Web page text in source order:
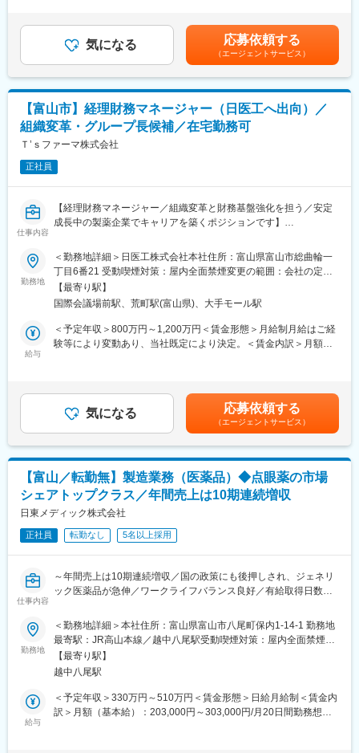
製造オペレーターや設備保全経験を活かしながら、生産技術とし
てより上流の設備導入や改善業務にチャレンジできる環境です。
■働く環境・魅力
◎国内トップクラスの点眼薬メーカー／10期連続増収
◎年休120日・残業月平均17時間で働きやすい環境
◎住宅補助・借上社宅・各種手当など福利厚生充実
◎転勤なしで地域に根差したキャリア形成が可能
■当社の特徴：
◇薬事法改正に伴う医薬品の製造委託の全面解禁と、医療費抑制
のためのジェネリック医薬品の普及が後押しとなっており、年間
◇今後は、海外事業に力を入れていく動きを取っております。今
まで国内事業を着実に伸ばしてきましたが、アジア地域に広げて
いく計画があり、成長性のある会社です。
変更の範囲：会社の定める業務
・定期点検・メンテナンス
設備のトラブルを防ぐため、定期的に点検や部品交換を行いま
・設備の更新・導入
古くなった設備の入れ替えや、新しい設備の導入にも携わりま
す。
・各種確認作業
医薬品を安全に製造するために必要な確認業務や測定機器のチェ
ックを行います。
・トラブル対応
万が一設備に不具合が発生した際は、原因確認や復旧対応を行い
※夜間や休日の呼び出しはほとんどなく、発生する場合も年1～2
回程度です。
■扱う設備について：
す。
例）電気設備、空調設備、水を供給する設備、蒸気をつくる設
現在は7名のチームで業務を行っています。
20代からベテラン社員まで幅広い年代が活躍しており、未経験の
方にも一から丁寧にお教えします。実際の設備を見ながら少しず
つ知識やスキルを身につけられる環境です。
■働き方：
・現場作業7割、デスクワーク3割
・夜間の緊急対応はほぼなし（年1～2回程度）
・休日出勤は年3～4回程度
※休日出勤時は代休取得または時間外労働として残業代支給のいず
■当社の特徴：
◇当社は、眼科用の医薬品に特化し、点眼薬の市場シェアは、国
◇薬事法改正に伴う医薬品の製造委託の全面解禁と、医療費抑制
のためのジェネリック医薬品の普及が後押しとなっており、年間
売上は10期連続増収です。
◇今後は、海外事業に力を入れていく動きを取っております。今
まで国内事業を着実に伸ばしてきましたが、アジア地域に広げて
いく計画があり、成長性のある会社です。
の金額であり、選考を通じて上下する可能性があります。月給(月
額)は固定手当を含めた表記です。
気になる 応募依頼する
（エージェントサービス）
【富山市】経理財務マネージャー（日医工へ出向）／
組織変革・グループ長候補／在宅勤務可
Ｔ’ｓファーマ株式会社
正社員
仕事内容
【経理財務マネージャー／組織変革と財務基盤強化を担う／安定
成長中の製薬企業でキャリアを築くポジションです】
■業務概要
当社より日医工株式会社へ出向、財務部にてグループ長として財
務部門の統括・運営をお任せします。
経営管理または財務グループいずれかのリーダーとして、資金管
理・予算策定・決算・レポーティング等、広範囲にわたる財務経
理業務の推進に加え、部下のマネジメントと業務プロセスの改善
を担います。組織の変革を牽引しながら、安定した財務基盤の維
・資金繰り管理、金融機関対応、財務レポーティング
・予算策定、実績分析、経営会議向けレポート作成
・月次・四半期・年次の個別・連結決算業務、開示対応
・部下の育成・マネジメント、他部門との調整
★変革余地の大きい環境で、主体的な施策実行や組織風土の刷新
に取り組めます。未整備な部分を整え、課題解決型リーダーとし
てご活躍いただけます。
※扱うサービス：会計システム（SAP、固定資産奉行等）、
Microsoft Office（Excel/PPT/Word）
■組織構成
財務部は経営管理Gと財務Gに分かれ、各グループリーダーのもと
にスタッフ・パート社員が在籍しています。
■就業環境
富山本社勤務（ハイブリッドワーク可能）、週休2日制・年間休日
125日、福利厚生・社宅制度等も充実しています。
財務部門責任者、経営管理部門などへのステップアップも可能で
す。
勤務地
＜勤務地詳細＞日医工株式会社本社住所：富山県富山市総曲輪一
丁目6番21 受動喫煙対策：屋内全面禁煙変更の範囲：会社の定め
る事業所
【最寄り駅】
国際会議場前駅、荒町駅(富山県)、大手モール駅
給与
＜予定年収＞800万円～1,200万円＜賃金形態＞月給制月給はご経
験等により変動あり、当社既定により決定。＜賃金内訳＞月額
給）、昇給：年1回。賃金はあくまでも目安の金額であり、選考を
通じて上下する可能性があります。月給(月額)は固定手当を含めた
表記です。
気になる 応募依頼する
（エージェントサービス）
【富山／転勤無】製造業務（医薬品）◆点眼薬の市場
シェアトップクラス／年間売上は10期連続増収
日東メディック株式会社
正社員 転勤なし 5名以上採用
仕事内容
～年間売上は10期連続増収／国の政策にも後押しされ、ジェネリ
ック医薬品が急伸／ワークライフバランス良好／有給取得日数平
■業務内容：
当社において、点眼剤を中心とした医薬品の製造業務をお任せし
ます。
■業務詳細：
・点眼剤や眼軟膏など目にかかわる医薬品の製剤・包装工程
勤務地
＜勤務地詳細＞本社住所：富山県富山市八尾町保内1-14-1 勤務地
最寄駅：JR高山本線／越中八尾駅受動喫煙対策：屋内全面禁煙変
更の範囲：会社の定める事業所（リモートワーク含む）
【最寄り駅】
越中八尾駅
給与
＜予定年収＞330万円～510万円＜賃金形態＞日給月給制＜賃金内
訳＞月額（基本給）：203,000円～303,000円/月20日間勤務想定